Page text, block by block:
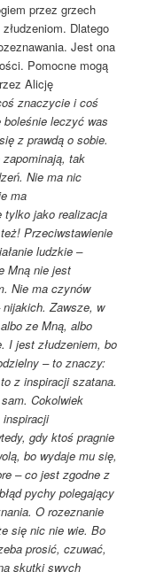
przez grzech
Dlatego
Jest ona
Pomocne mogą
Alicję
znaczycie i coś
leczyć was
się z prawdą o sobie.
zapominają, tak
Nie ma nic
ma
tylko jako realizacja
Przeciwstawienie
ludzkie –
Mną nie jest
Nie ma czynów
Zawsze, w
ze Mną, albo
I jest złudzeniem, bo
– to znaczy:
z inspiracji szatana.
Cokolwiek
gdy ktoś pragnie
bo wydaje mu się,
– co jest zgodne z
pychy polegający
O rozeznanie
się nic nie wie. Bo
prosić, czuwać,
skutki swych